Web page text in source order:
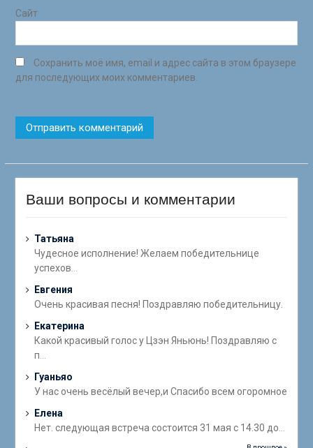
Сайт
Сохранить моё имя, email и адрес сайта в этом браузере
для последующих моих комментариев.
Ваши вопросы и комментарии
Татьяна
Чудесное исполнение! Желаем победительнице
успехов
Евгения
Очень красивая песня! Поздравляю победительницу.
Екатерина
Какой красивый голос у Цзэн Яньюнь! Поздравляю с
п
Гуаньяо
У нас очень весёлый вечер,и Спасибо всем огоромное
Елена
Нет. следующая встреча состоится 31 мая с 14.30 до